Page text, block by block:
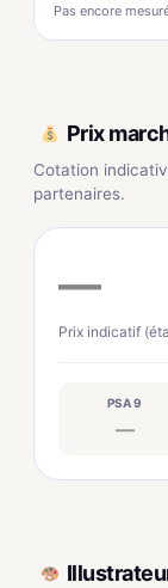
Pas encore
Prix
Cotation
partenaires.
—
Prix indicatif
PSA 9
—